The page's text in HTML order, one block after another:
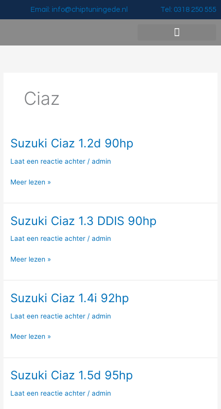
Email: info@chiptuningede.nl Tel: 0318 250 555
Ciaz
Suzuki Ciaz 1.2d 90hp
Laat een reactie achter /admin
Suzuki
1.2d
Meer lezen »
Suzuki Ciaz 1.3 DDIS 90hp
Laat een reactie achter /admin
Suzuki
1.3
90hp
Meer lezen »
Suzuki Ciaz 1.4i 92hp
Laat een reactie achter /admin
Suzuki
1.4i
Meer lezen »
Suzuki Ciaz 1.5d 95hp
Laat een reactie achter /admin
Suzuki
1.5d